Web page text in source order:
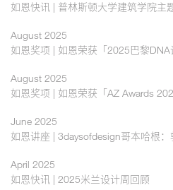
如恩快讯 | 普林斯顿大学建筑学院主
August 2025
如恩奖项 | 如恩荣获「2025巴黎
August 2025
如恩奖项 | 如恩荣获「AZ Awards
June 2025
如恩讲座 | 3daysofdesign哥本哈根
April 2025
如恩快讯 | 2025米兰设计周回顾